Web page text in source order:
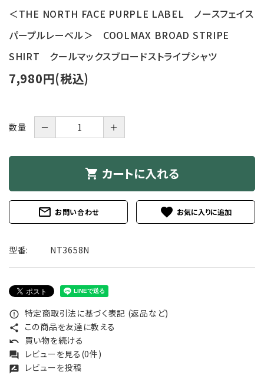
＜THE NORTH FACE PURPLE LABEL ノースフェイス
パープルレーベル＞ COOLMAX BROAD STRIPE
SHIRT クールマックスブロードストライプシャツ
7,980円(税込)
数量 － ＋
shopping_cart カートに入れる
mail_outline お問い合わせ favorite
型番: NT3658N
error_outline 特定商取引法に基づく表記 (返品など)
share この商品を友達に教える
undo 買い物を続ける
forum レビューを見る(0件)
rate_review レビューを投稿